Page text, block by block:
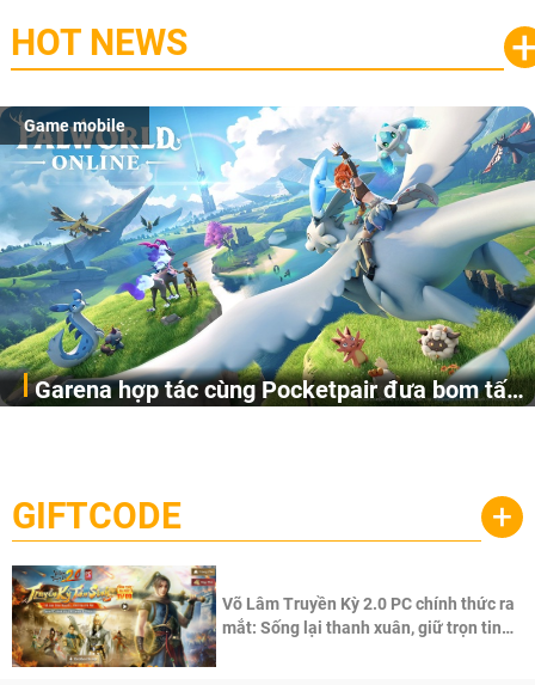
HOT NEWS
Game mobile
Garena hợp tác cùng Pocketpair đưa bom tấn
cầu, theo giấy phép chính thức từ công ty game Nhật Bản
Pocketpair, Inc.
GIFTCODE +
Võ Lâm Truyền Kỳ 2.0 PC chính thức ra
mắt: Sống lại thanh xuân, giữ trọn tinh